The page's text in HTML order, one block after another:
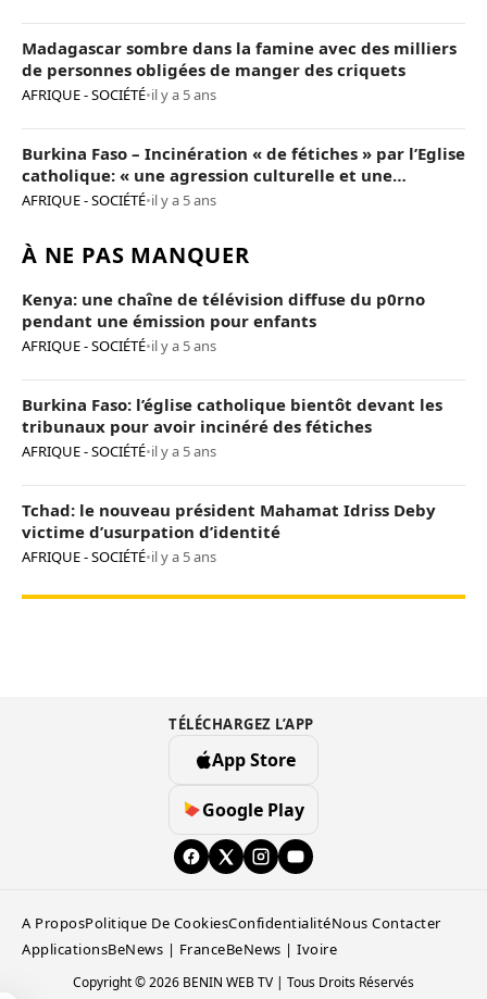
Madagascar sombre dans la famine avec des milliers
de personnes obligées de manger des criquets
AFRIQUE - SOCIÉTÉ•il y a 5 ans
Burkina Faso – Incinération « de fétiches » par l’Eglise
catholique: « une agression culturelle et une
provocation de trop »
AFRIQUE - SOCIÉTÉ•il y a 5 ans
À NE PAS MANQUER
Kenya: une chaîne de télévision diffuse du p0rno
pendant une émission pour enfants
AFRIQUE - SOCIÉTÉ•il y a 5 ans
Burkina Faso: l’église catholique bientôt devant les
tribunaux pour avoir incinéré des fétiches
AFRIQUE - SOCIÉTÉ•il y a 5 ans
Tchad: le nouveau président Mahamat Idriss Deby
victime d’usurpation d’identité
AFRIQUE - SOCIÉTÉ•il y a 5 ans
TÉLÉCHARGEZ L’APP
App Store
Google Play
A ProposPolitique De CookiesConfidentialitéNous Contacter
ApplicationsBeNews | FranceBeNews | Ivoire
Copyright © 2026 BENIN WEB TV | Tous Droits Réservés